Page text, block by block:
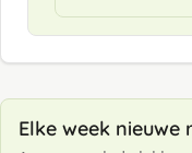
Elke week